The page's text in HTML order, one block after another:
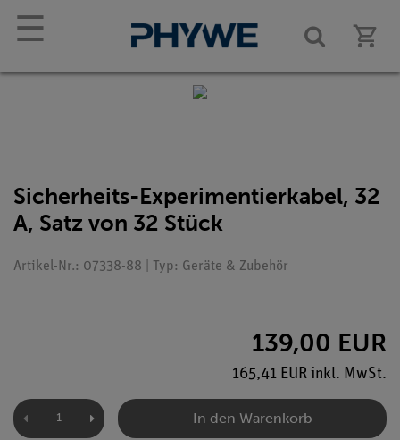
☰
Sicherheits-Experimentierkabel, 32
A, Satz von 32 Stück
Artikel-Nr.: 07338-88 | Typ: Geräte & Zubehör
139,00 EUR
165,41 EUR inkl. MwSt.
In den Warenkorb